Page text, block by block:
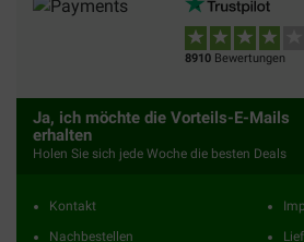
8910 Bewertungen
Ja, ich möchte die Vorteils-E-Mails
erhalten
Holen Sie sich jede Woche die besten Deals
Kontakt
Nachbestellen